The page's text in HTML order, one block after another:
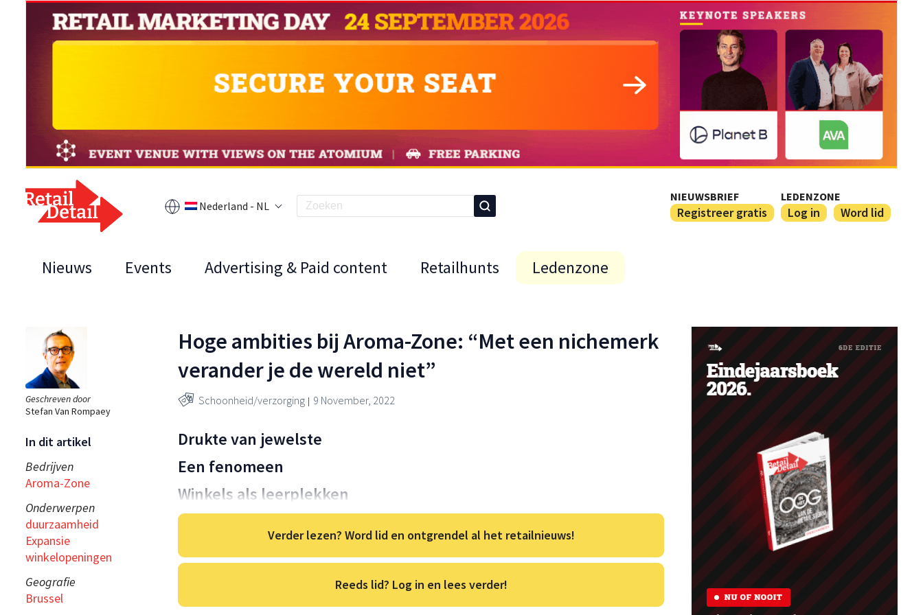
Nederland - NL
NIEUWSBRIEF
Registreer gratis
LEDENZONE
Log in Word lid
Nieuws Events Advertising & Paid content Retailhunts Ledenzone
Geschreven door
Stefan Van Rompaey
In dit artikel
Bedrijven
Aroma-Zone
Onderwerpen
duurzaamheid
Expansie
winkelopeningen
Geografie
Brussel
Hoge ambities bij Aroma-Zone: “Met een nichemerk
verander je de wereld niet”
Schoonheid/verzorging 9 November, 2022
Drukte van jewelste
Een fenomeen
Winkels als leerplekken
Verder lezen? Word lid en ontgrendel al het retailnieuws!
Reeds lid? Log in en lees verder!